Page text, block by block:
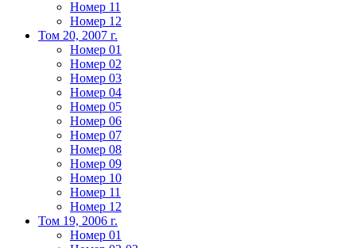
Номер 11
Номер 12
Том 20, 2007 г.
Номер 01
Номер 02
Номер 03
Номер 04
Номер 05
Номер 06
Номер 07
Номер 08
Номер 09
Номер 10
Номер 11
Номер 12
Том 19, 2006 г.
Номер 01